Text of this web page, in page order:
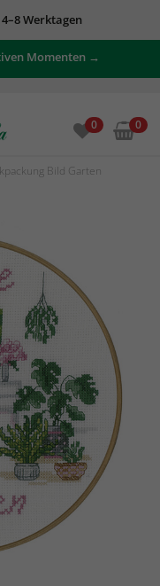
Werktagen
Momenten →
0 0
Bild Garten